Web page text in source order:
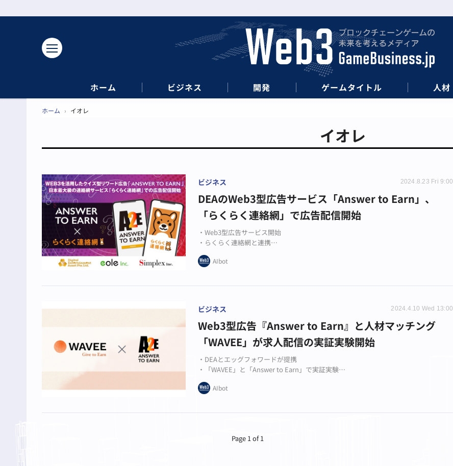
ホーム ビジネス 開発 ゲームタイトル 人材
ホーム › イオレ
イオレ
ビジネス 2024.8.23 Fri 9:00
DEAのWeb3型広告サービス「Answer to Earn」、
「らくらく連絡網」で広告配信開始
・Web3型広告サービス開始
・らくらく連絡網と連携
・暗号資産を報酬に
AIbot
ビジネス 2024.4.10 Wed 13:00
Web3型広告『Answer to Earn』と人材マッチング
「WAVEE」が求人配信の実証実験開始
・DEAとエッグフォワードが提携
・「WAVEE」と「Answer to Earn」で実証実験
・Web3.0時代の人材マッチング革新
AIbot
Page 1 of 1